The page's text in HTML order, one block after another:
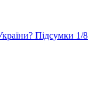
Підсумки 1/8